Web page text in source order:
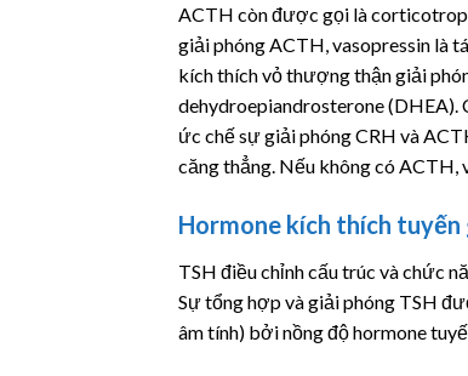
ACTH còn được gọi là
giải phóng ACTH, vasopressin là
kích thích vỏ thượng thận giải
dehydroepiandrosterone (DHEA).
ức chế sự giải phóng CRH và
căng thẳng. Nếu không có
Hormone kích thích tuyến
TSH điều chỉnh cấu trúc và chức
Sự tổng hợp và giải phóng TSH
âm tính) bởi nồng độ hormone